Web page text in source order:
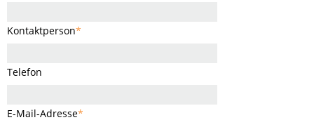
Kontaktperson*
Telefon
E-Mail-Adresse*